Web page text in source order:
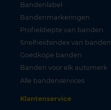
Bandenlabel
Bandenmarkeringen
Profieldiepte van banden
Snelheidsindex van banden
Goedkope banden
Banden voor elk automerk
Alle bandenservices
Klantenservice